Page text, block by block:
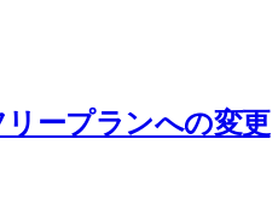
ープランへの変更